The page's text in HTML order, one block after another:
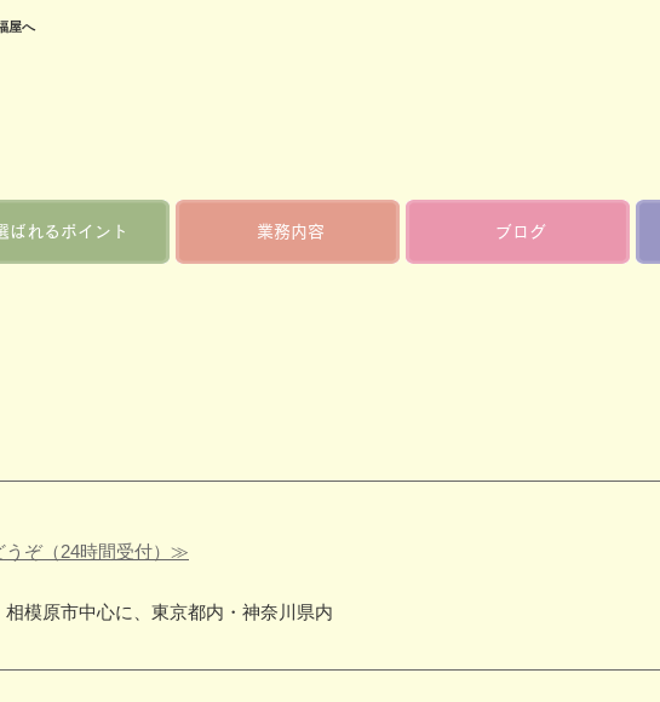
屋へ
ばれるポイント 業務内容 ブログ
うぞ（24時間受付）≫
相模原市中心に、東京都内・神奈川県内